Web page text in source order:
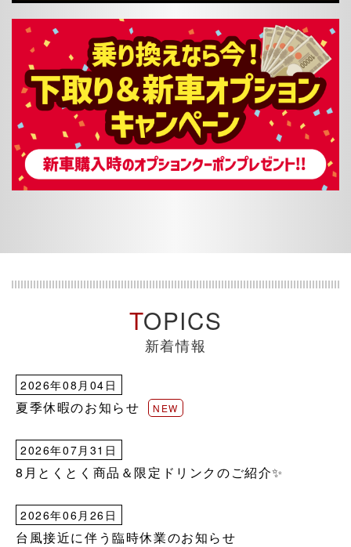
TOPICS
新着情報
2026年08月04日
夏季休暇のお知らせ NEW
2026年07月31日
8月とくとく商品＆限定ドリンクのご紹介✨
2026年06月26日
台風接近に伴う臨時休業のお知らせ